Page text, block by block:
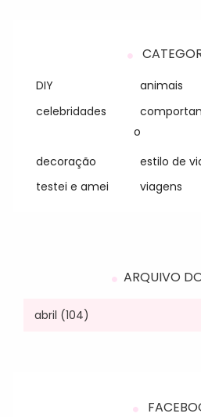
DIY animais
celebridades
o
decoração
estilo de
testei e amei
viagens
ARQUIVO